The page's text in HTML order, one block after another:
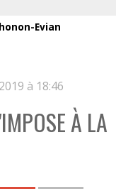
Evian
à 18:46
À LA